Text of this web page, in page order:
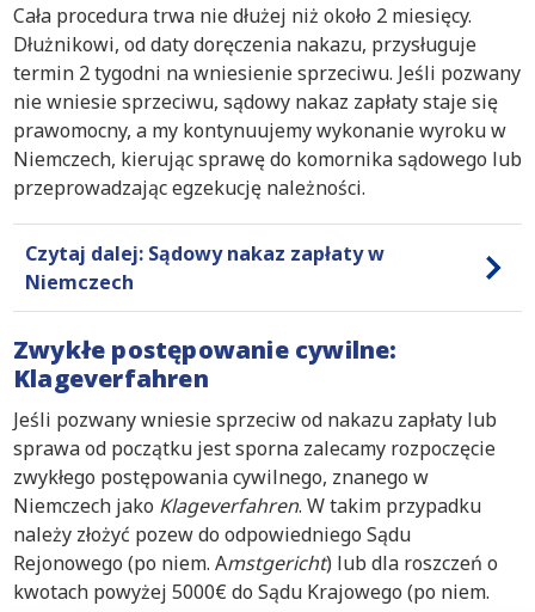
Cała procedura trwa nie dłużej niż około 2 miesięcy.
Dłużnikowi, od daty doręczenia nakazu, przysługuje
termin 2 tygodni na wniesienie sprzeciwu. Jeśli pozwany
nie wniesie sprzeciwu, sądowy nakaz zapłaty staje się
prawomocny, a my kontynuujemy wykonanie wyroku w
Niemczech, kierując sprawę do komornika sądowego lub
przeprowadzając egzekucję należności.
Czytaj dalej: Sądowy nakaz zapłaty w
Niemczech
Zwykłe postępowanie cywilne:
Klageverfahren
Jeśli pozwany wniesie sprzeciw od nakazu zapłaty lub
sprawa od początku jest sporna zalecamy rozpoczęcie
zwykłego postępowania cywilnego, znanego w
Niemczech jako Klageverfahren. W takim przypadku
należy złożyć pozew do odpowiedniego Sądu
Rejonowego (po niem. Amstgericht) lub dla roszczeń o
kwotach powyżej 5000€ do Sądu Krajowego (po niem.